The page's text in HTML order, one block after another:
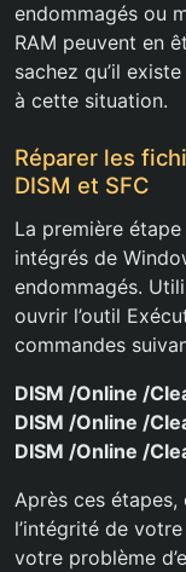
endommagés ou
RAM peuvent en
sachez qu’il
à cette situation.
Réparer les
DISM et SFC
La première
intégrés de
endommagés.
ouvrir l’outil
commandes
DISM /Online /
DISM /Online /
DISM /Online /
Après ces étapes,
l’intégrité de
votre problème